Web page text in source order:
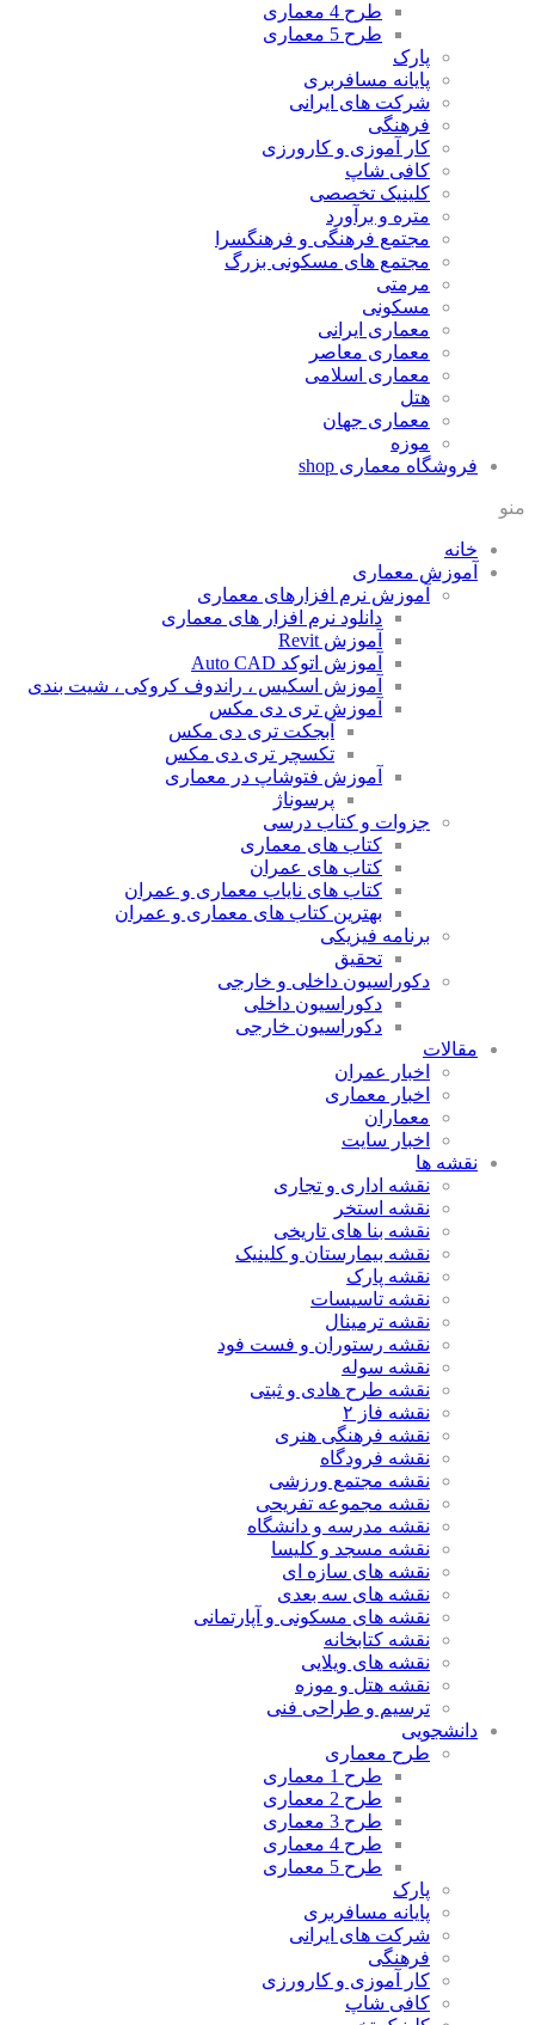
طرح 4 معماری
طرح 5 معماری
پارک
پایانه مسافربری
شرکت های ایرانی
فرهنگی
کار آموزی و کارورزی
کافی شاپ
کلینیک تخصصی
متره و برآورد
مجتمع فرهنگی و فرهنگسرا
مجتمع های مسکونی بزرگ
مرمتی
مسکونی
معماری ایرانی
معماری معاصر
معماری اسلامی
هتل
معماری جهان
موزه
فروشگاه معماری shop
منو
خانه
آموزش معماری
آموزش نرم افزارهای معماری
دانلود نرم افزار های معماری
آموزش Revit
آموزش اتوکد Auto CAD
آموزش اسکیس ، راندوف کروکی ، شیت بندی
آموزش تری دی مکس
آبجکت تری دی مکس
تکسچر تری دی مکس
آموزش فتوشاپ در معماری
پرسوناژ
جزوات و کتاب درسی
کتاب های معماری
کتاب های عمران
کتاب های نایاب معماری و عمران
بهترین کتاب های معماری و عمران
برنامه فیزیکی
تحقیق
دکوراسیون داخلی و خارجی
دکوراسیون داخلی
دکوراسیون خارجی
مقالات
اخبار عمران
اخبار معماری
معماران
اخبار سایت
نقشه ها
نقشه اداری و تجاری
نقشه استخر
نقشه بنا های تاریخی
نقشه بیمارستان و کلینیک
نقشه پارک
نقشه تاسیسات
نقشه ترمینال
نقشه رستوران و فست فود
نقشه سوله
نقشه طرح هادی و ثبتی
نقشه فاز ۲
نقشه فرهنگی هنری
نقشه فرودگاه
نقشه مجتمع ورزشی
نقشه مجموعه تفریحی
نقشه مدرسه و دانشگاه
نقشه مسجد و کلیسا
نقشه های سازه ای
نقشه های سه بعدی
نقشه های مسکونی و آپارتمانی
نقشه کتابخانه
نقشه های ویلایی
نقشه هتل و موزه
ترسیم و طراحی فنی
دانشجویی
طرح معماری
طرح 1 معماری
طرح 2 معماری
طرح 3 معماری
طرح 4 معماری
طرح 5 معماری
پارک
پایانه مسافربری
شرکت های ایرانی
فرهنگی
کار آموزی و کارورزی
کافی شاپ